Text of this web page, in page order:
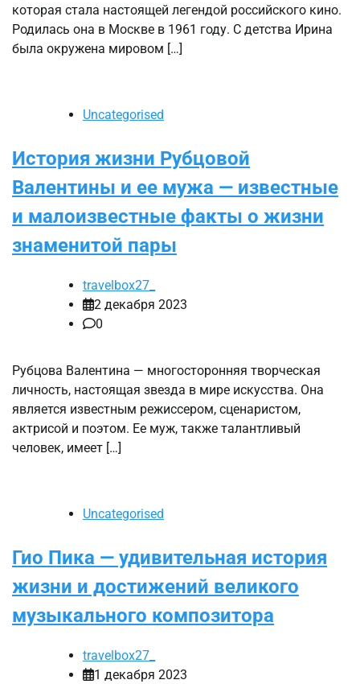
которая стала настоящей легендой российского кино.
Родилась она в Москве в 1961 году. С детства Ирина
была окружена мировом […]
Uncategorised
История жизни Рубцовой
Валентины и ее мужа — известные
и малоизвестные факты о жизни
знаменитой пары
travelbox27_
2 декабря 2023
0
Рубцова Валентина — многосторонняя творческая
личность, настоящая звезда в мире искусства. Она
является известным режиссером, сценаристом,
актрисой и поэтом. Ее муж, также талантливый
человек, имеет […]
Uncategorised
Гио Пика — удивительная история
жизни и достижений великого
музыкального композитора
travelbox27_
1 декабря 2023